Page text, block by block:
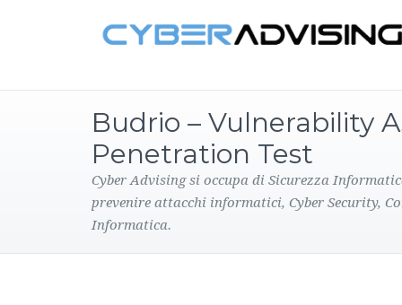
Budrio – Vulnerability
Penetration Test
Cyber Advising si occupa di Sicurezza
prevenire attacchi informatici, Cyber Security,
Informatica.